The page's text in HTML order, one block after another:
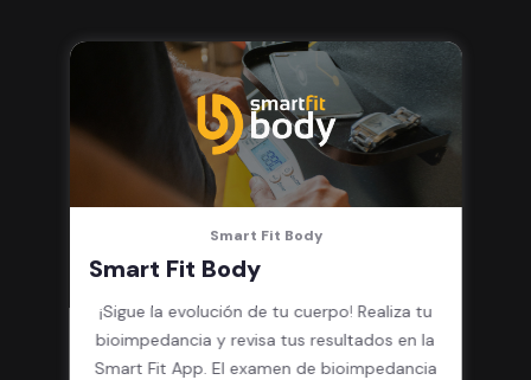
grupales
Smart Fit Body
Smart Fit Body
¡Sigue la evolución de tu cuerpo! Realiza tu
bioimpedancia y revisa tus resultados en la
Smart Fit App. El examen de bioimpedancia